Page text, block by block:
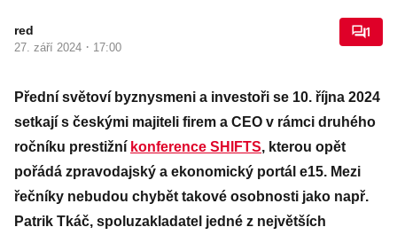
red
27. září 2024 · 17:00
1
Přední světoví byznysmeni a investoři se 10. října 2024
setkají s českými majiteli firem a CEO v rámci druhého
ročníku prestižní konference SHIFTS, kterou opět
pořádá zpravodajský a ekonomický portál e15. Mezi
řečníky nebudou chybět takové osobnosti jako např.
Patrik Tkáč, spoluzakladatel jedné z největších